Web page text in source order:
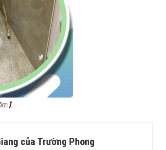
】
của Trường Phong